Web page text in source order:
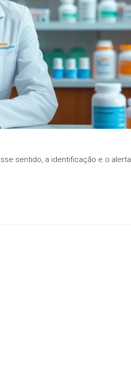
sentido, a identificação e o alerta